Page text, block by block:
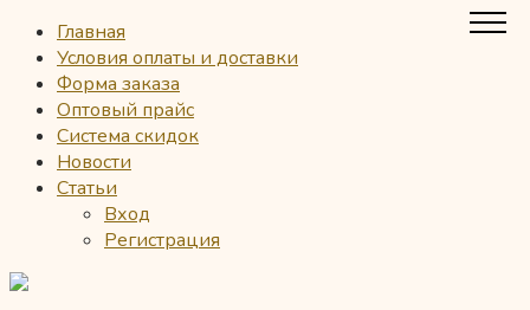
Главная
Условия оплаты и доставки
Форма заказа
Оптовый прайс
Система скидок
Новости
Статьи
Вход
Регистрация